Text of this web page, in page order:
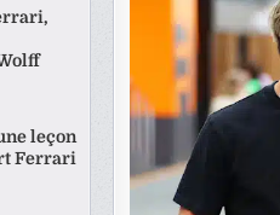
leçon
Ferrari